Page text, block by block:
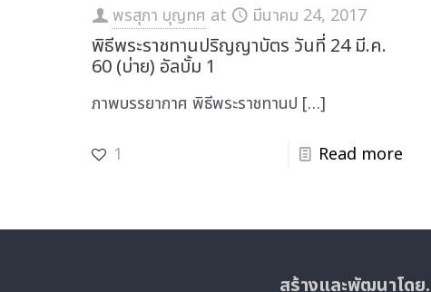
พรสุภา บุญทศ at มีนาคม 24, 2017
พิธีพระราชทานปริญญาบัตร วันที่ 24 มี.ค.
60 (บ่าย) อัลบั้ม 1
ภาพบรรยากาศ พิธีพระราชทานป […]
1 Read more
สร้างและพัฒนาโดย.